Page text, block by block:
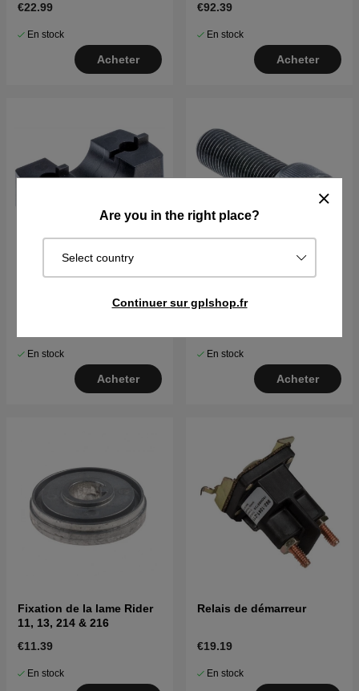
Are you in the right place?
Select country
Continuer sur gplshop.fr
€22.99
En stock
Acheter
€92.39
En stock
Acheter
En stock
Acheter
Unfx38
En stock
Acheter
Fixation de la lame Rider
11, 13, 214 & 216
€11.39
En stock
Relais de démarreur
€19.19
En stock